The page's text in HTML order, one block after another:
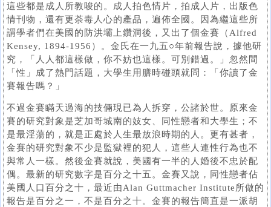
這些都是成人所教唆的。成人拍色情片，拍成人片，出版色
情刊物，還有更荼毒人心的產品，遍佈全國。因為繼這些所
謂學者們在美國的防洪壩上鑽洞後，又出了個金賽（Alfred
Kensey, 1894-1956）。金氏在一九五○年前報告說，據他研
究，「人人都這樣做，你不妨也這樣。可別錯過。」忽然間
「性」成了熱門話題，大學生用膳時碰頭就問：「你讀了金
賽報告嗎？」
不過金賽瞞天過海的技倆現已為人拆穿，公諸於世。原來金
賽的研究對象是芝加哥城南的妓女、同性戀者和大學生；不
是最淫蕩的，就是正處於人生最放浪時期的人。更有甚者，
金賽的研究對象不少是監獄裡的犯人，這些人連性行為也不
與常人一樣。然後金賽就說，美國有一半的人婚後不忠於配
偶。最新的研究數字是百分之十五。金賽又說，同性戀者佔
美國人口百分之十，最近由Alan Guttmacher Institute所做的
報告是百分之一，不是百分之十。金賽的報告簡直是一派胡